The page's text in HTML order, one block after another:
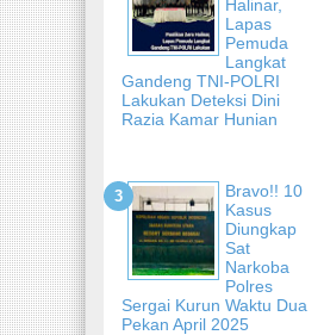
Halinar,
Lapas
Pemuda
Langkat
Gandeng TNI-POLRI
Lakukan Deteksi Dini
Razia Kamar Hunian
Bravo!! 10
Kasus
Diungkap
Sat
Narkoba
Polres
Sergai Kurun Waktu Dua
Pekan April 2025